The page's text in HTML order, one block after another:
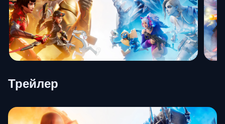
Трейлер